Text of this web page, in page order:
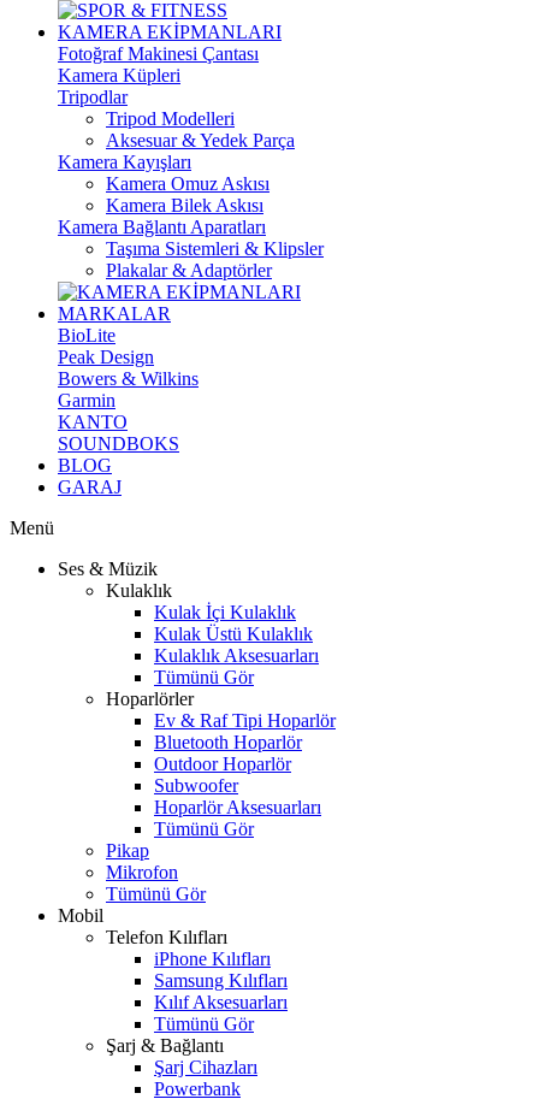
KAMERA EKİPMANLARI
Fotoğraf Makinesi Çantası
Kamera Küpleri
Tripodlar
Tripod Modelleri
Aksesuar & Yedek Parça
Kamera Kayışları
Kamera Omuz Askısı
Kamera Bilek Askısı
Kamera Bağlantı Aparatları
Taşıma Sistemleri & Klipsler
Plakalar & Adaptörler
MARKALAR
BioLite
Peak Design
Bowers & Wilkins
Garmin
KANTO
SOUNDBOKS
BLOG
GARAJ
Menü
Ses & Müzik
Kulaklık
Kulak İçi Kulaklık
Kulak Üstü Kulaklık
Kulaklık Aksesuarları
Tümünü Gör
Hoparlörler
Ev & Raf Tipi Hoparlör
Bluetooth Hoparlör
Outdoor Hoparlör
Subwoofer
Hoparlör Aksesuarları
Tümünü Gör
Pikap
Mikrofon
Tümünü Gör
Mobil
Telefon Kılıfları
iPhone Kılıfları
Samsung Kılıfları
Kılıf Aksesuarları
Tümünü Gör
Şarj & Bağlantı
Şarj Cihazları
Powerbank